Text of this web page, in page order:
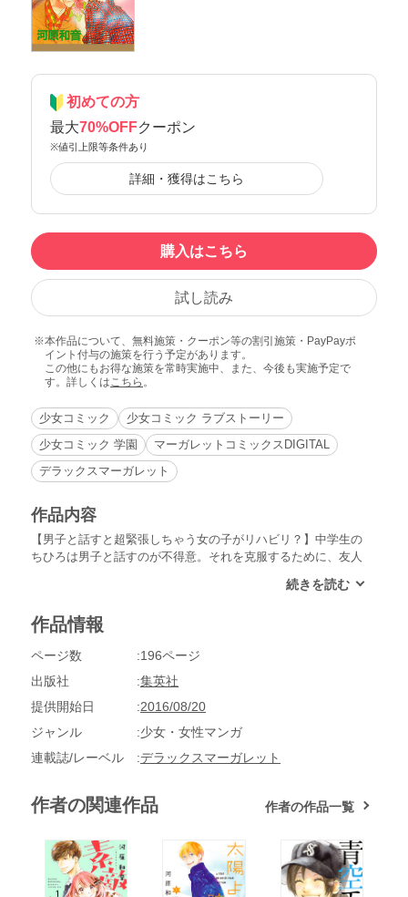
初めての方
最大70%OFFクーポン
※値引上限等条件あり
詳細・獲得はこちら
購入はこちら
試し読み
本作品について、無料施策・クーポン等の割引施策・PayPayポ
イント付与の施策を行う予定があります。
この他にもお得な施策を常時実施中、また、今後も実施予定で
す。詳しくはこちら 。
少女コミック
少女コミック ラブストーリー
少女コミック 学園
マーガレットコミックスDIGITAL
デラックスマーガレット
作品内容
【男子と話すと超緊張しちゃう女の子がリハビリ？】中学生の
ちひろは男子と話すのが不得意。それを克服するために、友人
た。「男嫌いを治してステキな恋をしよう」と中山クンは言う
は晴れる？
作品情報
ページ数
196ページ
出版社
集英社
提供開始日
2016/08/20
ジャンル
少女・女性マンガ
連載誌/レーベル
デラックスマーガレット
作者の関連作品 作者の作品一覧